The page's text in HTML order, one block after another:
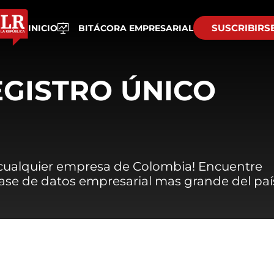
INICIO BITÁCORA EMPRESARIAL
ÚNICO
empresa de Colombia! Encuentre
de datos empresarial mas grande del